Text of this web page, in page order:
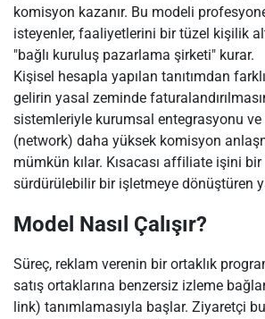
komisyon kazanır. Bu modeli
isteyenler, faaliyetlerini bir tüzel kişilik
"bağlı kuruluş pazarlama şirketi" kurar.
Kişisel hesapla yapılan tanıtımdan
gelirin yasal zeminde
sistemleriyle kurumsal entegrasyonu ve
(network) daha yüksek komisyon
mümkün kılar. Kısacası affiliate işini
sürdürülebilir bir işletmeye dönüştüren
Model Nasıl Çalışır?
Süreç, reklam verenin bir ortaklık
satış ortaklarına benzersiz izleme
link) tanımlamasıyla başlar. Ziyaretçi